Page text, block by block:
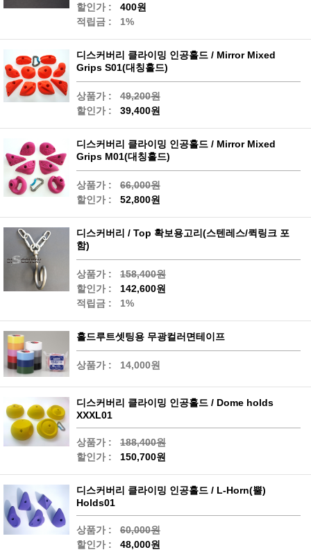
할인가 :
400원
적립금 :
1%
디스커버리 클라이밍 인공홀드 / Mirror Mixed
Grips S01(대칭홀드)
상품가 :
49,200원
할인가 :
39,400원
디스커버리 클라이밍 인공홀드 / Mirror Mixed
Grips M01(대칭홀드)
상품가 :
66,000원
할인가 :
52,800원
디스커버리 / Top 확보용고리(스텐레스/퀵링크 포
함)
상품가 :
158,400원
할인가 :
142,600원
적립금 :
1%
홀드루트셋팅용 무광컬러면테이프
상품가 : 14,000원
디스커버리 클라이밍 인공홀드 / Dome holds
XXXL01
상품가 :
188,400원
할인가 :
150,700원
디스커버리 클라이밍 인공홀드 / L-Horn(뿔)
Holds01
상품가 :
60,000원
할인가 :
48,000원